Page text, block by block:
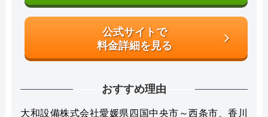
公式サイトで
料金詳細を見る
おすすめ理由
大和設備株式会社愛媛県四国中央市～西条市、香川